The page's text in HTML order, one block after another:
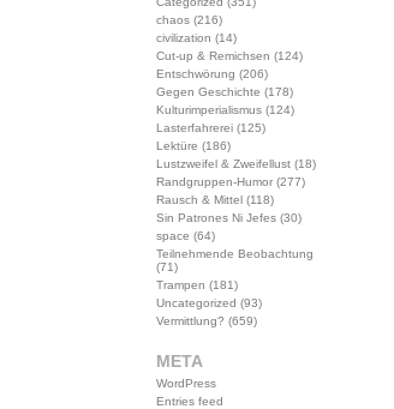
chaos(216)
civilization (14)
Cut-up & Remichsen (124)
Entschwörung (206)
Gegen Geschichte (178)
Kulturimperialismus(124)
Lasterfahrerei(125)
Lektüre (186)
Lustzweifel & Zweifellust(18)
Randgruppen-Humor(277)
Rausch & Mittel(118)
Sin Patrones Ni Jefes(30)
space (64)
Teilnehmende Beobachtung
(71)
Trampen (181)
Uncategorized (93)
Vermittlung? (659)
META
WordPress
Entries feed